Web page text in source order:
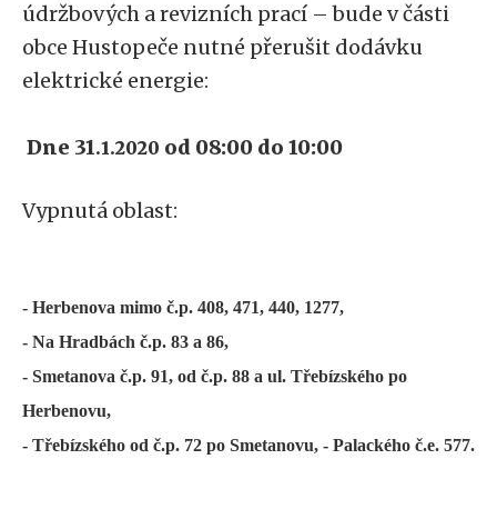
údržbových a revizních prací – bude v části
obce Hustopeče nutné přerušit dodávku
elektrické energie:
Dne 31.1.2020 od 08:00 do 10:00
Vypnutá oblast:
- Herbenova mimo č.p. 408, 471, 440, 1277,
- Na Hradbách č.p. 83 a 86,
- Smetanova č.p. 91, od č.p. 88 a ul. Třebízského po
Herbenovu,
- Třebízského od č.p. 72 po Smetanovu, - Palackého č.e. 577.